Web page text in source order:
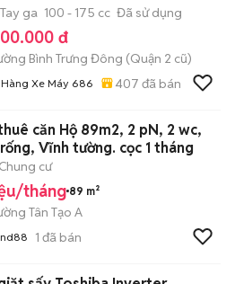
Tay ga 100 - 175 cc Đã sử dụng
đ
Bình Trưng Đông (Quận 2 cũ)
Xe Máy 686 407 đã bán
căn Hộ 89m2, 2 pN, 2 wc,
Vĩnh tường. cọc 1 tháng
Chung cư
tháng 89 m²
Tân Tạo A
1 đã bán